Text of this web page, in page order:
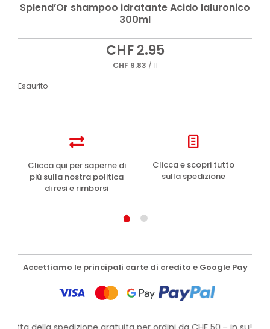
Splend’Or shampoo idratante Acido Ialuronico
300ml
CHF2.95
CHF9.83 / 1l
Esaurito
Clicca qui per saperne di
più sulla nostra politica
di resi e rimborsi
Clicca e scopri tutto
sulla spedizione
Accettiamo le principali carte di credito e Google Pay